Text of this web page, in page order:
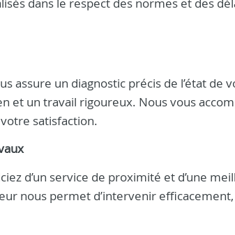
assure un diagnostic précis de l’état de
et un travail rigoureux. Nous vous
satisfaction.
d’un service de proximité et d’une
nous permet d’intervenir